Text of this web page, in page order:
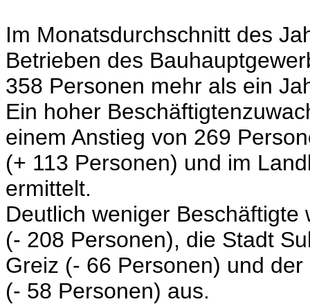
Im Monatsdurchschnitt des
Betrieben des
358 Personen mehr als ein
Ein hoher
einem Anstieg von 269
(+ 113 Personen) und im
ermittelt.
Deutlich weniger Beschäftigte
(- 208 Personen), die Stadt
Greiz (- 66 Personen) und der
(- 58 Personen) aus.